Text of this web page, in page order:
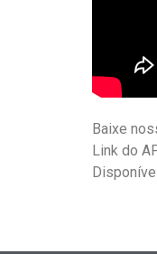
Baixe
Link do